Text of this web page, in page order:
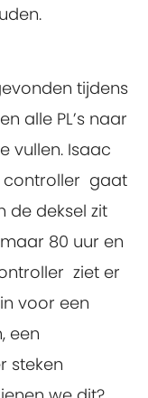
tijdens
alle PL’s naar
vullen. Isaac
controller gaat
de deksel zit
80 uur en
ziet er
voor een
een
steken